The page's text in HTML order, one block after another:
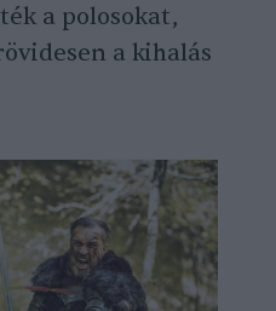
a polosokat,
a kihalás